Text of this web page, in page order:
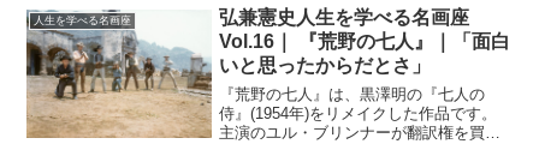
クィーン主演の『シンシナティ・キッ
ド』(1965年)で注目され...
人生を学べる名画座
弘兼憲史人生を学べる名画座
Vol.16｜ 『荒野の七人』｜「面白
いと思ったからだとさ」
『荒野の七人』は、黒澤明の『七人の
侍』(1954年)をリメイクした作品です。
主演のユル・ブリンナーが翻訳権を買い